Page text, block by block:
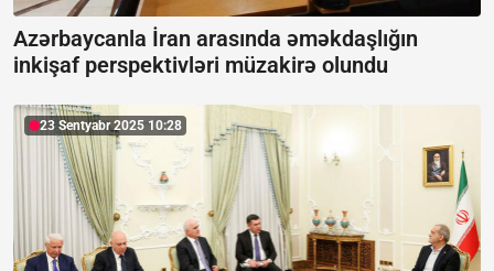
Azərbaycanla İran arasında əməkdaşlığın
inkişaf perspektivləri müzakirə olundu
23 Sentyabr 2025 10:28